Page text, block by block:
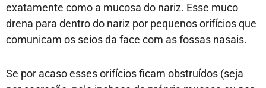
exatamente como a mucosa do nariz. Esse muco
drena para dentro do nariz por pequenos orifícios que
comunicam os seios da face com as fossas nasais.
Se por acaso esses orifícios ficam obstruídos (seja